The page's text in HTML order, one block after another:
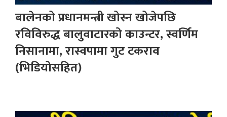
बालेनको प्रधानमन्त्री खोस्न खोजेपछि
रविविरुद्ध बालुवाटारको काउन्टर, स्वर्णिम
निसानामा, रास्वपामा गुट टकराव
(भिडियोसहित)